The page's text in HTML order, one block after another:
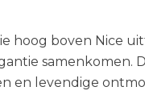
hoog boven Nice
en levendige